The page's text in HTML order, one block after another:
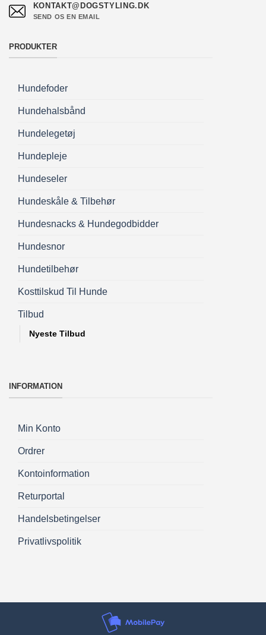
KONTAKT@DOGSTYLING.DK
SEND OS EN EMAIL
PRODUKTER
Hundefoder
Hundehalsbånd
Hundelegetøj
Hundepleje
Hundeseler
Hundeskåle & Tilbehør
Hundesnacks & Hundegodbidder
Hundesnor
Hundetilbehør
Kosttilskud Til Hunde
Tilbud
Nyeste Tilbud
INFORMATION
Min Konto
Ordrer
Kontoinformation
Returportal
Handelsbetingelser
Privatlivspolitik